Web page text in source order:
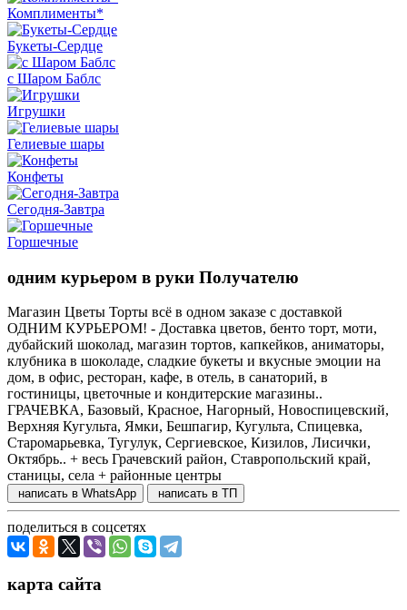
Комплименты*
Букеты-Сердце
с Шаром Баблс
Игрушки
Гелиевые шары
Конфеты
Сегодня-Завтра
Горшечные
одним курьером в руки Получателю
Магазин Цветы Торты всё в одном заказе с доставкой
ОДНИМ КУРЬЕРОМ! - Доставка цветов, бенто торт, моти,
дубайский шоколад, магазин тортов, капкейков, аниматоры,
клубника в шоколаде, сладкие букеты и вкусные эмоции на
дом, в офис, ресторан, кафе, в отель, в санаторий, в
гостиницы, цветочные и кондитерские магазины..
ГРАЧЕВКА, Базовый, Красное, Нагорный, Новоспицевский,
Верхняя Кугульта, Ямки, Бешпагир, Кугульта, Спицевка,
Старомарьевка, Тугулук, Сергиевское, Кизилов, Лисички,
Октябрь.. + весь Грачевский район, Ставропольский край,
станицы, села + районные центры
написать в WhatsApp написать в ТП
поделиться в соцсетях
карта сайта